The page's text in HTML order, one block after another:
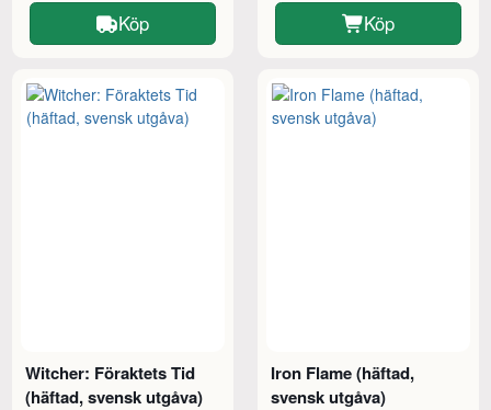
Köp Köp
Witcher: Föraktets Tid
(häftad, svensk utgåva)
Iron Flame (häftad,
svensk utgåva)